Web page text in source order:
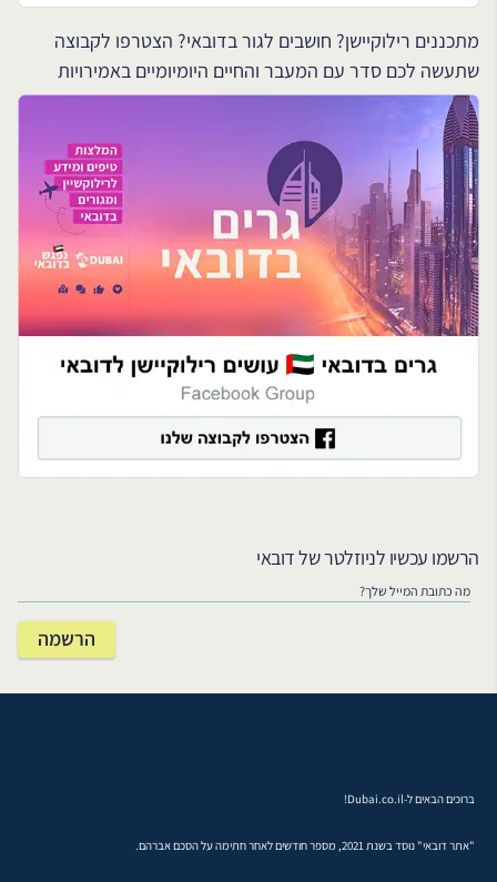
מתכננים רילוקיישן? חושבים לגור בדובאי? הצטרפו לקבוצה
שתעשה לכם סדר עם המעבר והחיים היומיומיים באמירויות
הרשמו עכשיו לניוזלטר של דובאי
ברוכים הבאים ל-Dubai.co.il!
"אתר דובאי" נוסד בשנת 2021, מספר חודשים לאחר חתימה על הסכם אברהם.